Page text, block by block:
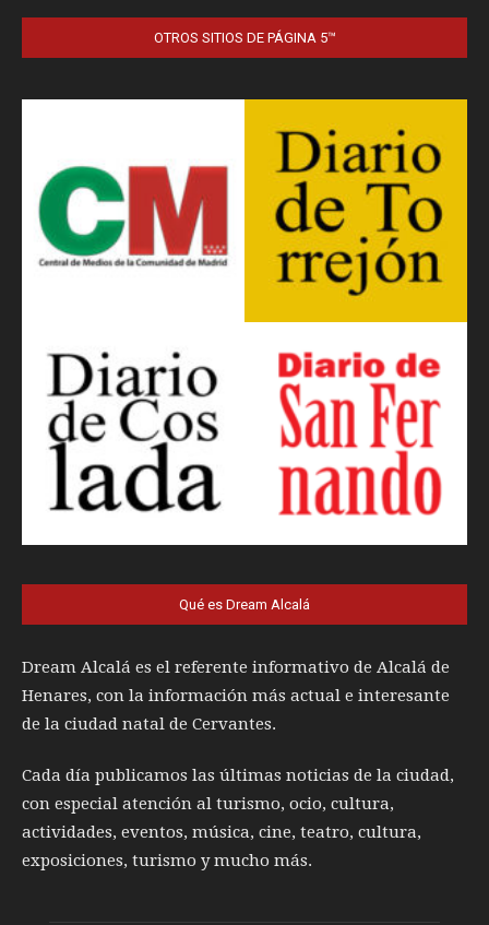
OTROS SITIOS DE PÁGINA 5™
Qué es Dream Alcalá
Dream Alcalá es el referente informativo de Alcalá de
Henares, con la información más actual e interesante
de la ciudad natal de Cervantes.
Cada día publicamos las últimas noticias de la ciudad,
con especial atención al turismo, ocio, cultura,
actividades, eventos, música, cine, teatro, cultura,
exposiciones, turismo y mucho más.